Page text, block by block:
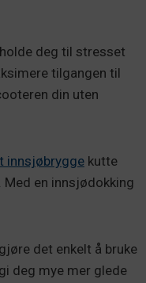
deg til stresset
tilgangen til
din uten
innsjøbrygge kutte
en innsjødokking
det enkelt å bruke
deg mye mer glede